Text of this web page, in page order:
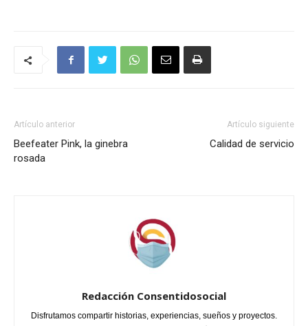
Artículo anterior
Beefeater Pink, la ginebra
rosada
Artículo siguiente
Calidad de servicio
Redacción Consentidosocial
Disfrutamos compartir historias, experiencias, sueños y proyectos.